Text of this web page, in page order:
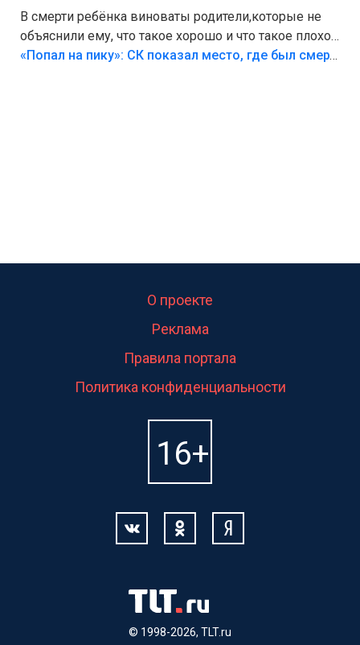
В смерти ребёнка виноваты родители,которые не
объяснили ему, что такое хорошо и что такое плохо!
Лезть через такой забор,верх безумия,есть же
«Попал на пику»: СК показал место, где был смертельно травмирован ребенок в Тольятти
© 1998-2026, TLT.ru
О проекте
Реклама
Правила портала
Политика конфиденциальности